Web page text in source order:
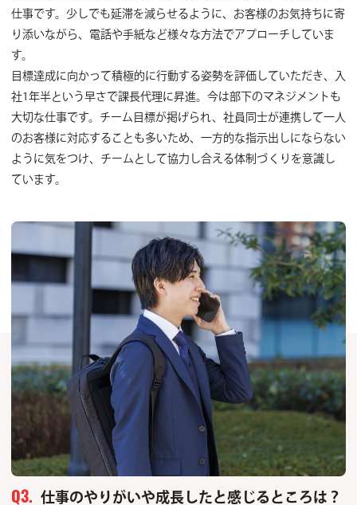
仕事です。少しでも延滞を減らせるように、お客様のお気持ちに寄
り添いながら、電話や手紙など様々な方法でアプローチしていま
す。
目標達成に向かって積極的に行動する姿勢を評価していただき、入
社1年半という早さで課長代理に昇進。今は部下のマネジメントも
大切な仕事です。チーム目標が掲げられ、社員同士が連携して一人
のお客様に対応することも多いため、一方的な指示出しにならない
ように気をつけ、チームとして協力し合える体制づくりを意識し
ています。
Q3. 仕事のやりがいや成長したと感じるところは？